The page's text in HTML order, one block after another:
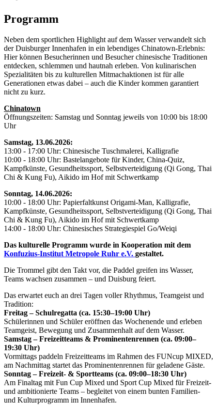
Programm
Neben dem sportlichen Highlight auf dem Wasser verwandelt sich
der Duisburger Innenhafen in ein lebendiges Chinatown-Erlebnis:
Hier können Besucherinnen und Besucher chinesische Traditionen
entdecken, schlemmen und hautnah erleben. Von kulinarischen
Spezialitäten bis zu kulturellen Mitmachaktionen ist für alle
Generationen etwas dabei – auch die Kinder kommen garantiert
nicht zu kurz.
Chinatown
Öffnungszeiten: Samstag und Sonntag jeweils von 10:00 bis 18:00
Uhr
Samstag, 13.06.2026:
13:00 - 17:00 Uhr: Chinesische Tuschmalerei, Kalligrafie
10:00 - 18:00 Uhr: Bastelangebote für Kinder, China-Quiz,
Kampfkünste, Gesundheitssport, Selbstverteidigung (Qi Gong, Thai
Chi & Kung Fu), Aikido im Hof mit Schwertkamp
Sonntag, 14.06.2026:
10:00 - 18:00 Uhr: Papierfaltkunst Origami-Man, Kalligrafie,
Kampfkünste, Gesundheitssport, Selbstverteidigung (Qi Gong, Thai
Chi & Kung Fu), Aikido im Hof mit Schwertkamp
14:00 - 18:00 Uhr: Chinesisches Strategiespiel Go/Weiqi
Das kulturelle Programm wurde in Kooperation mit dem
Konfuzius-Institut Metropole Ruhr e.V. gestaltet.
Die Trommel gibt den Takt vor, die Paddel greifen ins Wasser,
Teams wachsen zusammen – und Duisburg feiert.
Das erwartet euch an drei Tagen voller Rhythmus, Teamgeist und
Tradition:
Freitag – Schulregatta (ca. 15:30–19:00 Uhr)
Schülerinnen und Schüler eröffnen das Wochenende und erleben
Teamgeist, Bewegung und Zusammenhalt auf dem Wasser.
Samstag – Freizeitteams & Prominentenrennen (ca. 09:00–
19:30 Uhr)
Vormittags paddeln Freizeitteams im Rahmen des FUNcup MIXED,
am Nachmittag startet das Prominentenrennen für geladene Gäste.
Sonntag – Freizeit- & Sportteams (ca. 09:00–18:30 Uhr)
Am Finaltag mit Fun Cup Mixed und Sport Cup Mixed für Freizeit-
und ambitionierte Teams – begleitet von einem bunten Familien-
und Kulturprogramm im Innenhafen.